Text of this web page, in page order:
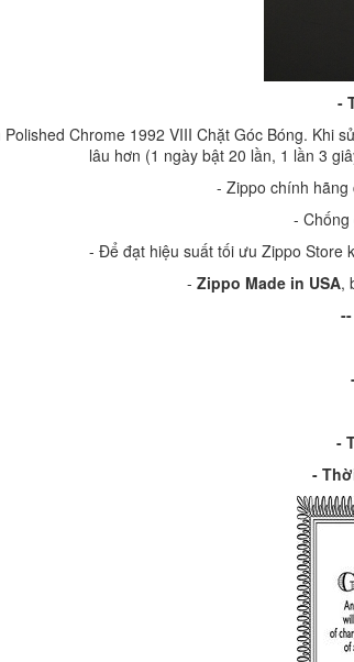
-
Chrome 1992 VIII Chặt Góc Bóng. Khi
lâu hơn (1 ngày bật 20 lần, 1 lần 3
- Zippo chính hãng
-
- Để đạt hiệu suất tối ưu Zippo Store
- Zippo Made in USA,
-
-